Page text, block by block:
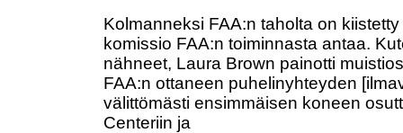
Kolmanneksi FAA:n taholta on
komissio FAA:n toiminnasta antaa.
nähneet, Laura Brown painotti
FAA:n ottaneen puhelinyhteyden
välittömästi ensimmäisen koneen
Centeriin ja